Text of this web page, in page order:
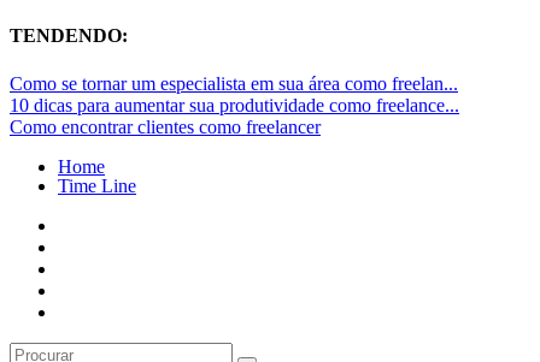
TENDENDO:
Como se tornar um especialista em sua área como freelan...
10 dicas para aumentar sua produtividade como freelance...
Como encontrar clientes como freelancer
Home
Time Line